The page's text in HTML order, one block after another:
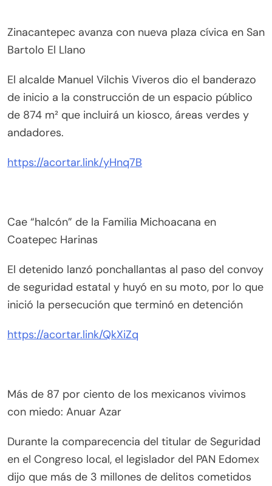
Zinacantepec avanza con nueva plaza cívica en San
Bartolo El Llano
El alcalde Manuel Vilchis Viveros dio el banderazo
de inicio a la construcción de un espacio público
de 874 m² que incluirá un kiosco, áreas verdes y
andadores.
https://acortar.link/yHnq7B
Cae “halcón” de la Familia Michoacana en
Coatepec Harinas
El detenido lanzó ponchallantas al paso del convoy
de seguridad estatal y huyó en su moto, por lo que
inició la persecución que terminó en detención
https://acortar.link/QkXiZq
Más de 87 por ciento de los mexicanos vivimos
con miedo: Anuar Azar
Durante la comparecencia del titular de Seguridad
en el Congreso local, el legislador del PAN Edomex
dijo que más de 3 millones de delitos cometidos